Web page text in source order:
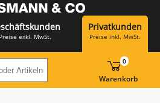
Preise exkl. MwSt.
Privatkunden
Preise inkl. MwSt.
oder Artikelnummer hier
Warenkorb
0